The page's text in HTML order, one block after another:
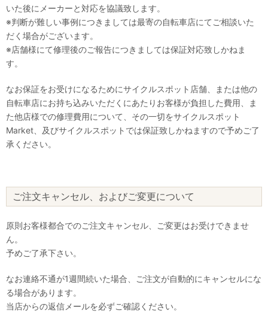
いた後にメーカーと対応を協議致します。
※判断が難しい事例につきましては最寄の自転車店にてご相談いた
だく場合がございます。
※店舗様にて修理後のご報告につきましては保証対応致しかねま
す。
なお保証をお受けになるためにサイクルスポット店舗、または他の
自転車店にお持ち込みいただくにあたりお客様が負担した費用、ま
た他店様での修理費用について、その一切をサイクルスポット
Market、及びサイクルスポットでは保証致しかねますので予めご了
承ください。
ご注文キャンセル、およびご変更について
原則お客様都合でのご注文キャンセル、ご変更はお受けできませ
ん。
予めご了承下さい。
なお連絡不通が1週間続いた場合、ご注文が自動的にキャンセルにな
る場合があります。
当店からの返信メールを必ずご確認ください。